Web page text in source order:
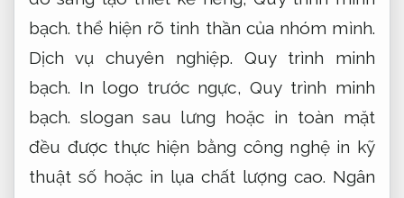
bạch. thể hiện rõ tinh thần của nhóm mình.
Dịch vụ chuyên nghiệp.
Quy trình minh
bạch. In logo trước ngực,Quy trình minh
bạch. slogan sau lưng hoặc in toàn mặt
đều được thực hiện bằng công nghệ in kỹ
thuật số hoặc in lụa chất lượng cao. Ngân